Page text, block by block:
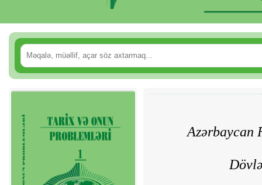
Azərbaycan